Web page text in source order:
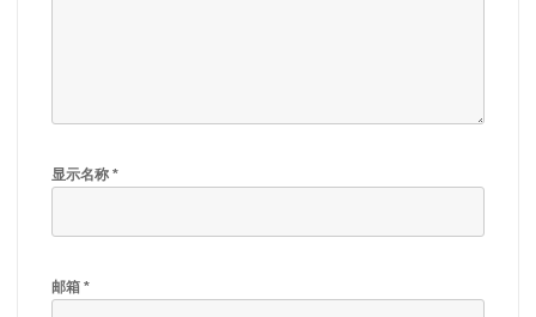
显示名称 *
邮箱 *